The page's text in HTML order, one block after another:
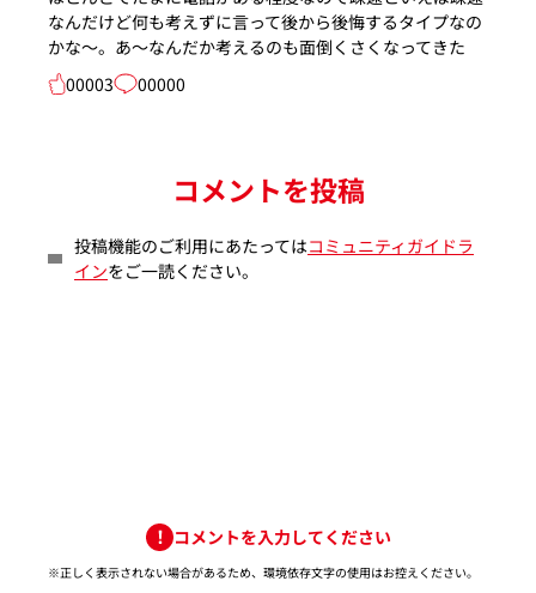
なんだけど何も考えずに言って後から後悔するタイプなの
かな〜。あ〜なんだか考えるのも面倒くさくなってきた
00003
00000
コメントを投稿
投稿機能のご利用にあたってはコミュニティガイドラ
インをご一読ください。
コメントを入力してください
※正しく表示されない場合があるため、環境依存文字の使用はお控えください。​